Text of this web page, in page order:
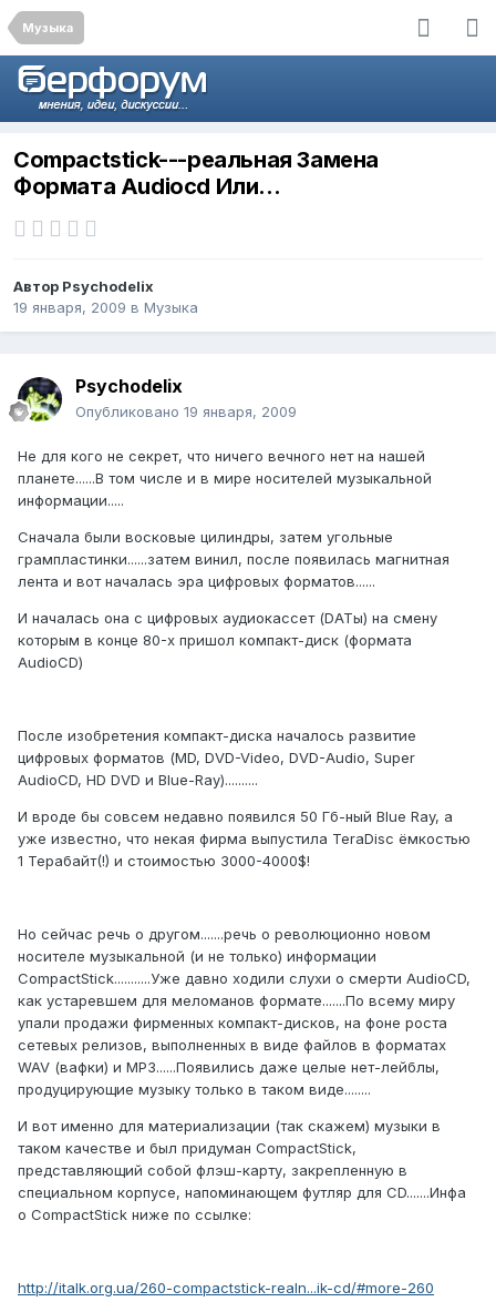
Музыка
Compactstick---реальная Замена
Формата Audiocd Или...
Автор Psychodelix
19 января, 2009 в Музыка
Psychodelix
Опубликовано 19 января, 2009
Не для кого не секрет, что ничего вечного нет на нашей
планете......В том числе и в мире носителей музыкальной
информации.....
Сначала были восковые цилиндры, затем угольные
грампластинки......затем винил, после появилась магнитная
лента и вот началась эра цифровых форматов......
И началась она с цифровых аудиокассет (DATы) на смену
которым в конце 80-х пришол компакт-диск (формата
AudioCD)
После изобретения компакт-диска началось развитие
цифровых форматов (MD, DVD-Video, DVD-Audio, Super
AudioCD, HD DVD и Blue-Ray)..........
И вроде бы совсем недавно появился 50 Гб-ный Blue Ray, а
уже известно, что некая фирма выпустила TeraDisc ёмкостью
1 Терабайт(!) и стоимостью 3000-4000$!
Но сейчас речь о другом.......речь о революционно новом
носителе музыкальной (и не только) информации
CompactStick...........Уже давно ходили слухи о смерти AudioCD,
как устаревшем для меломанов формате.......По всему миру
упали продажи фирменных компакт-дисков, на фоне роста
сетевых релизов, выполненных в виде файлов в форматах
WAV (вафки) и MP3......Появились даже целые нет-лейблы,
продуцирующие музыку только в таком виде........
И вот именно для материализации (так скажем) музыки в
таком качестве и был придуман CompactStick,
представляющий собой флэш-карту, закрепленную в
специальном корпусе, напоминающем футляр для CD.......Инфа
о CompactStick ниже по ссылке:
http://italk.org.ua/260-compactstick-realn...ik-cd/#more-260